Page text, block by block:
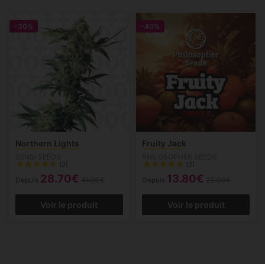
-30%
Northern Lights
(2)
Depuis 28.70€
Voir le produit
-40%
Fruity Jack
(2)
Depuis 13.80€
Voir le produit